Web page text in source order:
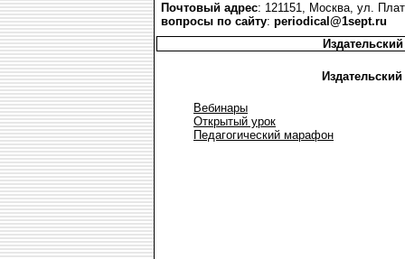
Почтовый адрес: 121151, Москва, ул.
вопросы по сайту: periodical@1sept.ru
Вебинары
Открытый урок
Педагогический марафон